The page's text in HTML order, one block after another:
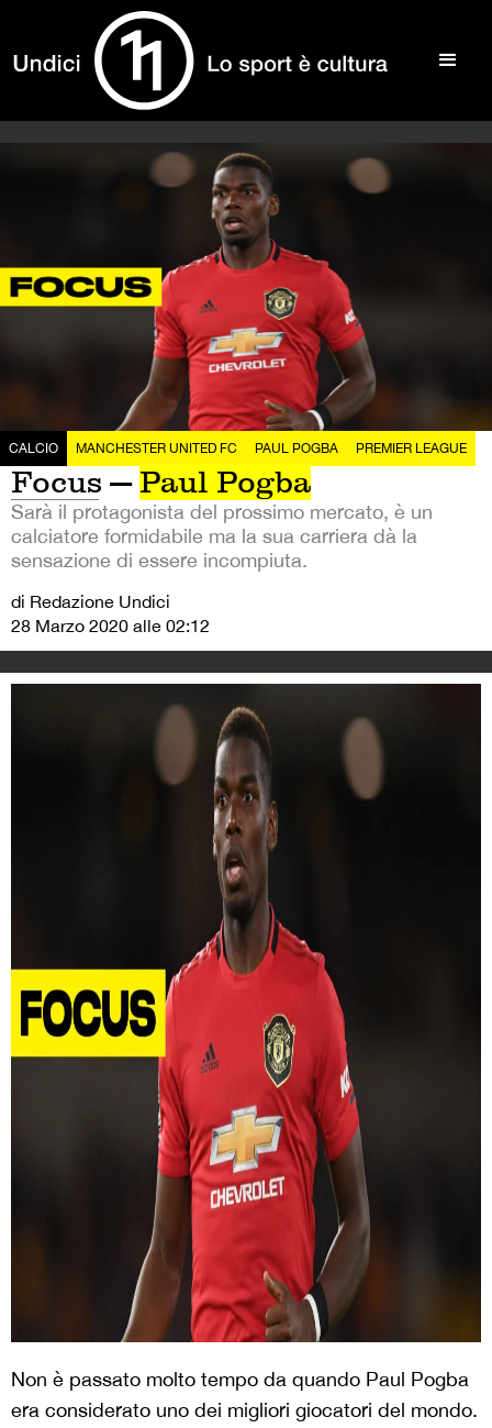
CALCIO MANCHESTER UNITED FC PAUL POGBA PREMIER LEAGUE
Focus — Paul Pogba
Sarà il protagonista del prossimo mercato, è un
calciatore formidabile ma la sua carriera dà la
sensazione di essere incompiuta.
di Redazione Undici
28 Marzo 2020 alle 02:12
Non è passato molto tempo da quando Paul Pogba
era considerato uno dei migliori giocatori del mondo.